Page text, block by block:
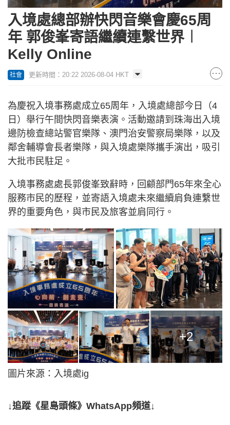
入境處總部辦快閃音樂會慶65周
年 郭俊峯寄語繼續連繫世界︱
Kelly Online
社會 更新時間：20:22 2026-08-04 HKT
為慶祝入境事務處成立65周年，入境處總部今日（4
日）舉行午間快閃音樂表演。活動邀請到珠海出入境
邊防檢查總站警官樂隊、澳門治安警察局樂隊，以及
鄰舍輔導會長者樂隊，與入境處樂隊攜手演出，吸引
大批市民駐足。
入境事務處處長郭俊峯致辭時，回顧部門65年來全心
服務市民的歷程，並寄語入境處未來繼續肩負連繫世
界的重要角色，與市民及旅客並肩同行。
+2
圖片來源：入境處ig
↓追蹤《星島頭條》WhatsApp頻道↓